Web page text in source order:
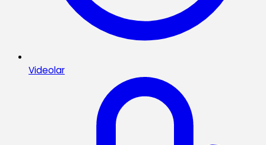
Videolar